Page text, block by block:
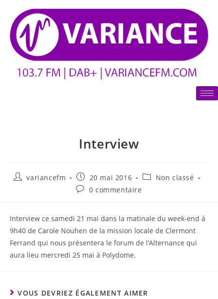
Interview
variancefm 20 mai 2016
Non classé
0 commentaire
Interview ce samedi 21 mai dans la matinale du week-end à
9h40 de Carole Nouhen de la mission locale de Clermont
Ferrand qui nous présentera le forum de l’Alternance qui
aura lieu mercredi 25 mai à Polydome.
VOUS DEVRIEZ ÉGALEMENT AIMER